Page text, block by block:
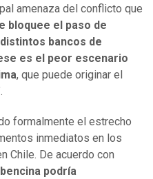
amenaza del conflicto que
bloquee el paso de
bancos de
es el peor escenario
, que puede originar el
formalmente el estrecho
inmediatos en los
Chile. De acuerdo con
podría